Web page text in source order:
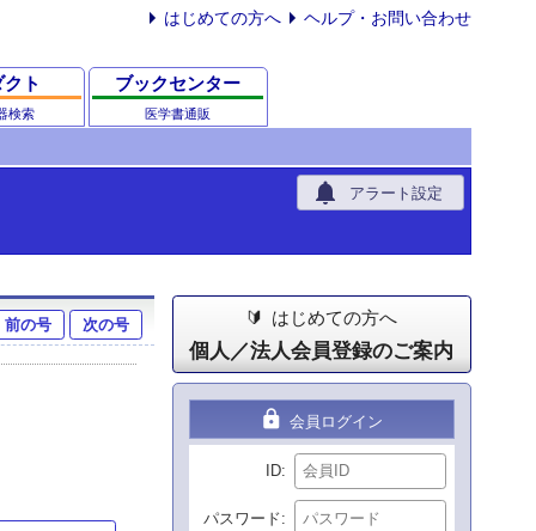
はじめての方へ ヘルプ・お問い合わせ
ト
検索
ブックセンター
医学書通販
notifications アラート設定
前の号 次の号 はじめての方へ
個人／法人会員登録のご案内
lock 会員ログイン
ID
パスワード